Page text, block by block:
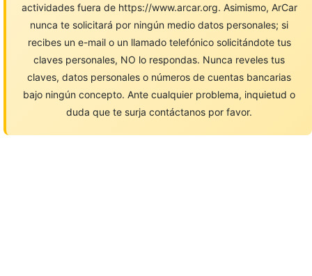
actividades fuera de https://www.arcar.org. Asimismo, ArCar
nunca te solicitará por ningún medio datos personales; si
recibes un e-mail o un llamado telefónico solicitándote tus
claves personales, NO lo respondas. Nunca reveles tus
claves, datos personales o números de cuentas bancarias
bajo ningún concepto. Ante cualquier problema, inquietud o
duda que te surja contáctanos por favor.